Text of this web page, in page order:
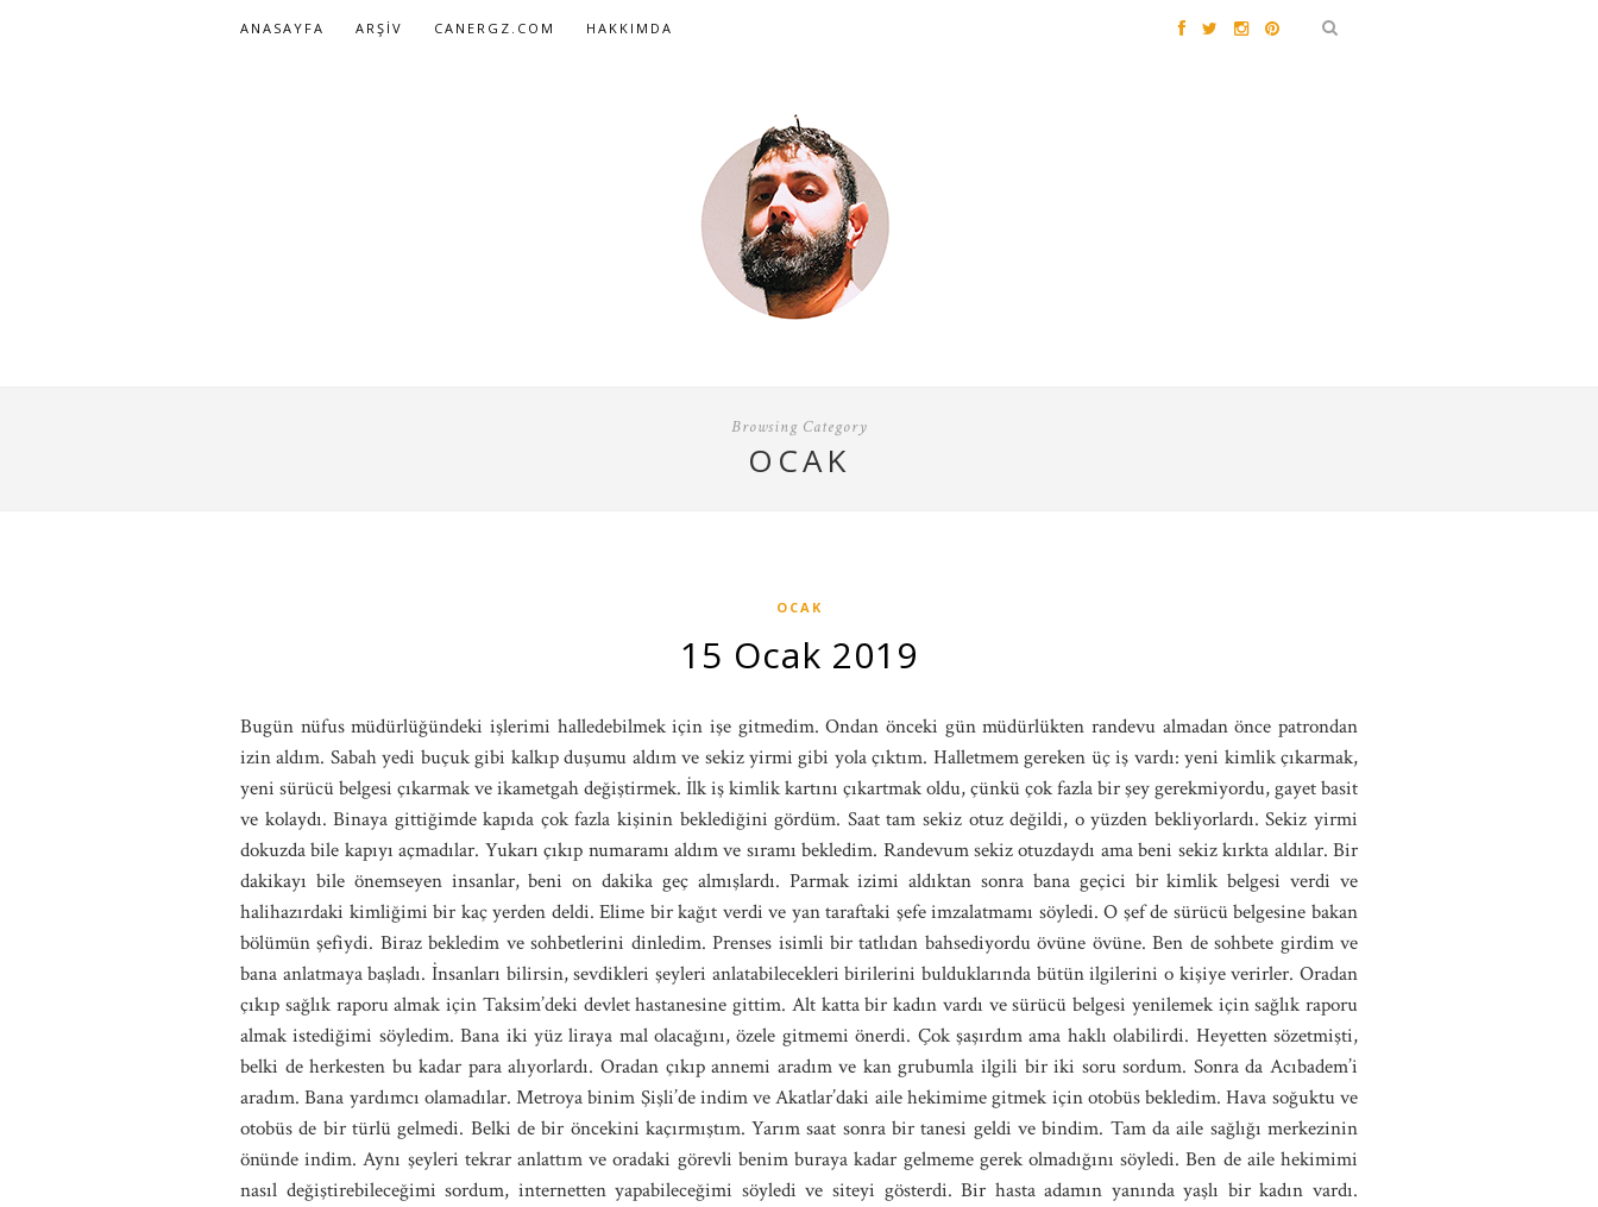
ANASAYFA ARŞIV CANERGZ.COM HAKKIMDA
Browsing Category
OCAK
OCAK
15 Ocak 2019
Bugün nüfus müdürlüğündeki işlerimi halledebilmek için işe gitmedim. Ondan önceki gün müdürlükten randevu almadan önce patrondan
izin aldım. Sabah yedi buçuk gibi kalkıp duşumu aldım ve sekiz yirmi gibi yola çıktım. Halletmem gereken üç iş vardı: yeni kimlik çıkarmak,
yeni sürücü belgesi çıkarmak ve ikametgah değiştirmek. İlk iş kimlik kartını çıkartmak oldu, çünkü çok fazla bir şey gerekmiyordu, gayet basit
ve kolaydı. Binaya gittiğimde kapıda çok fazla kişinin beklediğini gördüm. Saat tam sekiz otuz değildi, o yüzden bekliyorlardı. Sekiz yirmi
dokuzda bile kapıyı açmadılar. Yukarı çıkıp numaramı aldım ve sıramı bekledim. Randevum sekiz otuzdaydı ama beni sekiz kırkta aldılar. Bir
dakikayı bile önemseyen insanlar, beni on dakika geç almışlardı. Parmak izimi aldıktan sonra bana geçici bir kimlik belgesi verdi ve
halihazırdaki kimliğimi bir kaç yerden deldi. Elime bir kağıt verdi ve yan taraftaki şefe imzalatmamı söyledi. O şef de sürücü belgesine bakan
bölümün şefiydi. Biraz bekledim ve sohbetlerini dinledim. Prenses isimli bir tatlıdan bahsediyordu övüne övüne. Ben de sohbete girdim ve
bana anlatmaya başladı. İnsanları bilirsin, sevdikleri şeyleri anlatabilecekleri birilerini bulduklarında bütün ilgilerini o kişiye verirler. Oradan
çıkıp sağlık raporu almak için Taksim’deki devlet hastanesine gittim. Alt katta bir kadın vardı ve sürücü belgesi yenilemek için sağlık raporu
almak istediğimi söyledim. Bana iki yüz liraya mal olacağını, özele gitmemi önerdi. Çok şaşırdım ama haklı olabilirdi. Heyetten sözetmişti,
belki de herkesten bu kadar para alıyorlardı. Oradan çıkıp annemi aradım ve kan grubumla ilgili bir iki soru sordum. Sonra da Acıbadem’i
aradım. Bana yardımcı olamadılar. Metroya binim Şişli’de indim ve Akatlar’daki aile hekimime gitmek için otobüs bekledim. Hava soğuktu ve
otobüs de bir türlü gelmedi. Belki de bir öncekini kaçırmıştım. Yarım saat sonra bir tanesi geldi ve bindim. Tam da aile sağlığı merkezinin
önünde indim. Aynı şeyleri tekrar anlattım ve oradaki görevli benim buraya kadar gelmeme gerek olmadığını söyledi. Ben de aile hekimimi
nasıl değiştirebileceğimi sordum, internetten yapabileceğimi söyledi ve siteyi gösterdi. Bir hasta adamın yanında yaşlı bir kadın vardı.